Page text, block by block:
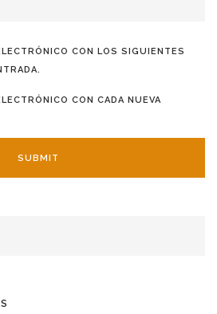
CON LOS SIGUIENTES
CON CADA NUEVA